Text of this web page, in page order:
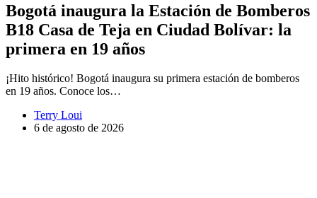
Bogotá inaugura la Estación de Bomberos
B18 Casa de Teja en Ciudad Bolívar: la
primera en 19 años
¡Hito histórico! Bogotá inaugura su primera estación de bomberos
en 19 años. Conoce los…
Terry Loui
6 de agosto de 2026